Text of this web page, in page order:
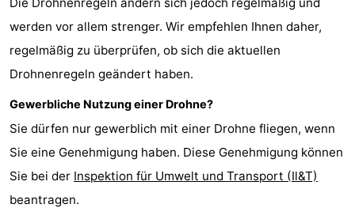
Radfahren
-
Wandern
Reiten
-
Golfplatze
-
Surfen
-
Sportangeln
Haifischzähne
Die Drohnenregeln ändern sich jedoch regelmäßig und
werden vor allem strenger. Wir empfehlen Ihnen daher,
regelmäßig zu überprüfen, ob sich die aktuellen
Drohnenregeln geändert haben.
Gewerbliche Nutzung einer Drohne?
Sie dürfen nur gewerblich mit einer Drohne fliegen, wenn
Sie eine Genehmigung haben. Diese Genehmigung können
Sie bei der Inspektion für Umwelt und Transport (Il&T)
beantragen.